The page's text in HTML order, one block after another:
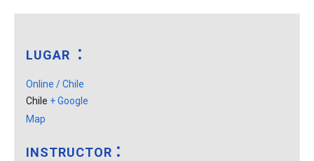
LUGAR
Online / Chile
Chile + Google
Map
INSTRUCTOR